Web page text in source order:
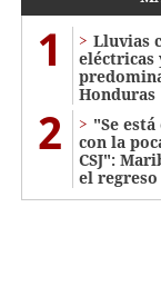
1
Lluvias
eléctricas
Honduras
2
"Se
con la
CSJ":
el regreso